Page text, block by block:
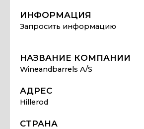
ИНФОРМАЦИЯ
Запросить информацию
НАЗВАНИЕ КОМПАНИИ
Wineandbarrels A/S
АДРЕС
Hillerod
СТРАНА